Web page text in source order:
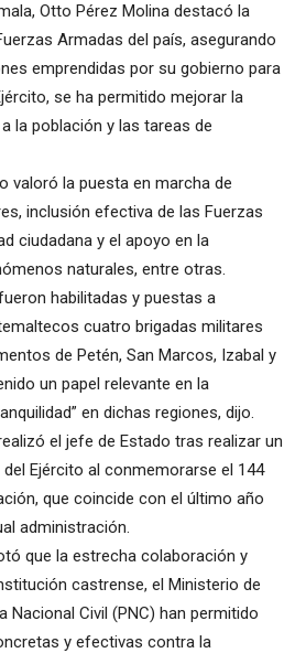
Otto Pérez Molina destacó la
Armadas del país, asegurando
emprendidas por su gobierno para
se ha permitido mejorar la
la población y las tareas de
valoró la puesta en marcha de
inclusión efectiva de las Fuerzas
ciudadana y el apoyo en la
naturales, entre otras.
habilitadas y puestas a
cuatro brigadas militares
de Petén, San Marcos, Izabal y
un papel relevante en la
en dichas regiones, dijo.
el jefe de Estado tras realizar un
Ejército al conmemorarse el 144
que coincide con el último año
administración.
que la estrecha colaboración y
castrense, el Ministerio de
Nacional Civil (PNC) han permitido
y efectivas contra la